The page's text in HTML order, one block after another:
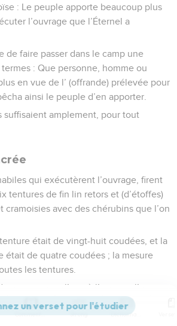
: Le peuple apporte beaucoup plus
l’ouvrage que l’Éternel a
de faire passer dans le camp une
: Que personne, homme ou
en vue de l’ (offrande) prélevée pour
ainsi le peuple d’en apporter.
suffisaient amplement, pour tout
qui exécutèrent l’ouvrage, firent
tentures de fin lin retors et (d’étoffes)
cramoisies avec des chérubins que l’on
était de vingt-huit coudées, et la
était de quatre coudées ; la mesure
les tentures.
ces tentures l’une à l’autre et l’on
tentures l’une à l’autre.
Commentaires Strong